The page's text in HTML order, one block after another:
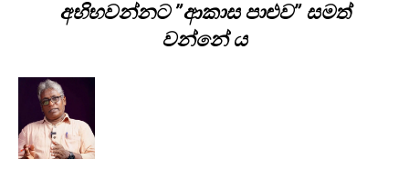
අභිභවන්නට ”ආකාස පාළුව” සමත්
වන්නේ ය